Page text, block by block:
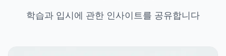
학습과 입시에 관한 인사이트를 공유합니다